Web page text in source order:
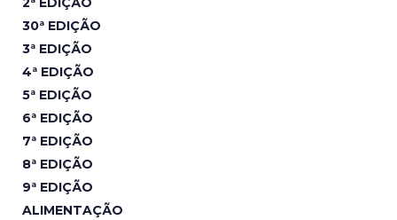
30ª EDIÇÃO
3ª EDIÇÃO
4ª EDIÇÃO
5ª EDIÇÃO
6ª EDIÇÃO
7ª EDIÇÃO
8ª EDIÇÃO
9ª EDIÇÃO
ALIMENTAÇÃO